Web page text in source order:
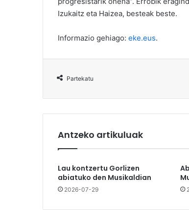
Izukaitz eta Haizea, besteak beste.
Informazio gehiago: eke.eus.
Partekatu
Antzeko artikuluak
Lau kontzertu Gorlizen
abiatuko den Musikaldian
2026-07-29